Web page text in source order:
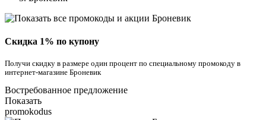
Скидка 1% по купону
Получи скидку в размере один процент по специальному промокоду в
интернет-магазине Броневик
Востребованное предложение
Показать
promokodus